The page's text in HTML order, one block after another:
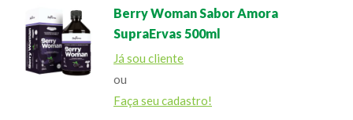
Berry Woman Sabor Amora
SupraErvas 500ml
Já sou cliente
ou
Faça seu cadastro!